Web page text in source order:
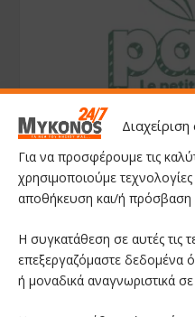
Για να προσφέρουμε τις
χρησιμοποιούμε
αποθήκευση και/ή πρόσβαση
Η συγκατάθεση σε αυτές τις
επεξεργαζόμαστε δεδομένα
ή μοναδικά αναγνωριστικά